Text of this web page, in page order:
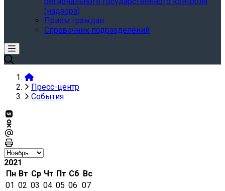
(надзора)
Прием граждан
Справочник подразделений
Пресс-центр
События
2021
Пн Вт Ср Чт Пт Сб Вс
01 02 03 04 05 06 07